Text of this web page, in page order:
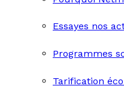
Essayes nos
Programmes
Tarification